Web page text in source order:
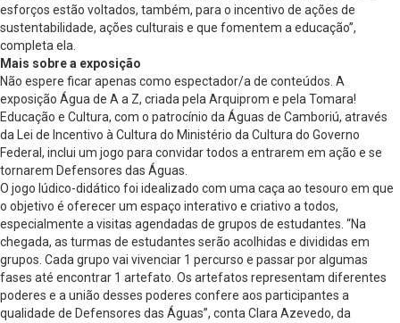
esforços estão voltados, também, para o incentivo de ações de
sustentabilidade, ações culturais e que fomentem a educação”,
completa ela.
Mais sobre a exposição
Não espere ficar apenas como espectador/a de conteúdos. A
exposição Água de A a Z, criada pela Arquiprom e pela Tomara!
Educação e Cultura, com o patrocínio da Águas de Camboriú, através
da Lei de Incentivo à Cultura do Ministério da Cultura do Governo
Federal, inclui um jogo para convidar todos a entrarem em ação e se
tornarem Defensores das Águas.
O jogo lúdico-didático foi idealizado com uma caça ao tesouro em que
o objetivo é oferecer um espaço interativo e criativo a todos,
especialmente a visitas agendadas de grupos de estudantes. “Na
chegada, as turmas de estudantes serão acolhidas e divididas em
grupos. Cada grupo vai vivenciar 1 percurso e passar por algumas
fases até encontrar 1 artefato. Os artefatos representam diferentes
poderes e a união desses poderes confere aos participantes a
qualidade de Defensores das Águas”, conta Clara Azevedo, da